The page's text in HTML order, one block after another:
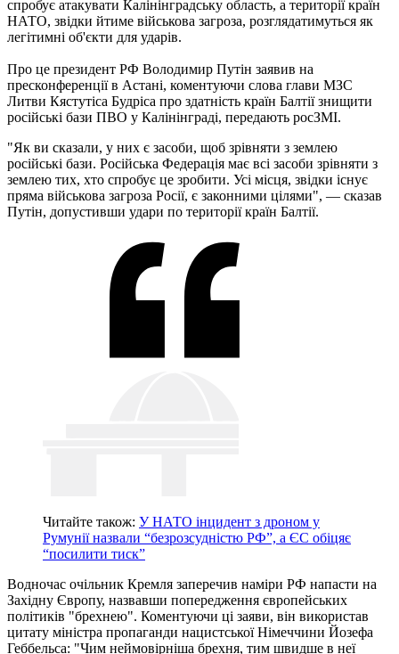
спробує атакувати Калінінградську область, а території країн
НАТО, звідки йтиме військова загроза, розглядатимуться як
легітимні об'єкти для ударів.
Про це президент РФ Володимир Путін заявив на
пресконференції в Астані, коментуючи слова глави МЗС
Литви Кястутіса Будріса про здатність країн Балтії знищити
російські бази ПВО у Калінінграді, передають росЗМІ.
"Як ви сказали, у них є засоби, щоб зрівняти з землею
російські бази. Російська Федерація має всі засоби зрівняти з
землею тих, хто спробує це зробити. Усі місця, звідки існує
пряма військова загроза Росії, є законними цілями", — сказав
Путін, допустивши удари по території країн Балтії.
Читайте також: У НАТО інцидент з дроном у
Румунії назвали “безрозсудністю РФ”, а ЄС обіцяє
“посилити тиск”
Водночас очільник Кремля заперечив наміри РФ напасти на
Західну Європу, назвавши попередження європейських
політиків "брехнею". Коментуючи ці заяви, він використав
цитату міністра пропаганди нацистської Німеччини Йозефа
Геббельса: "Чим неймовірніша брехня, тим швидше в неї